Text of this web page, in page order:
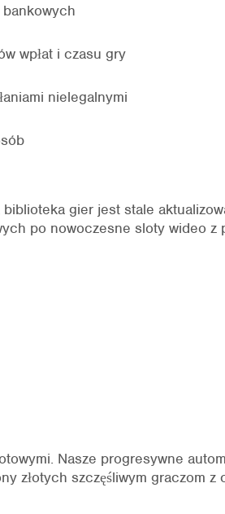
wpłat i czasu gry
nielegalnymi
gier jest stale
po nowoczesne sloty wideo z
Nasze progresywne
złotych szczęśliwym graczom z